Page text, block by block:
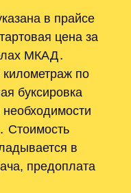
в прайсе
цена за
МКАД․
километраж по
буксировка
Стоимость
в
предоплата